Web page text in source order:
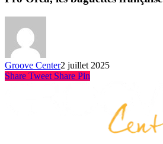
Groove Center2 juillet 2025
Share Tweet Share Pin